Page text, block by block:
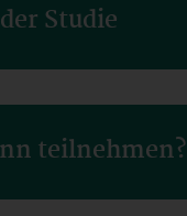
Studie
teilnehmen?